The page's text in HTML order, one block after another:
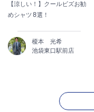
【涼しい！】クールビズお勧
めシャツ 8選！
榎本 光希
池袋東口駅前店